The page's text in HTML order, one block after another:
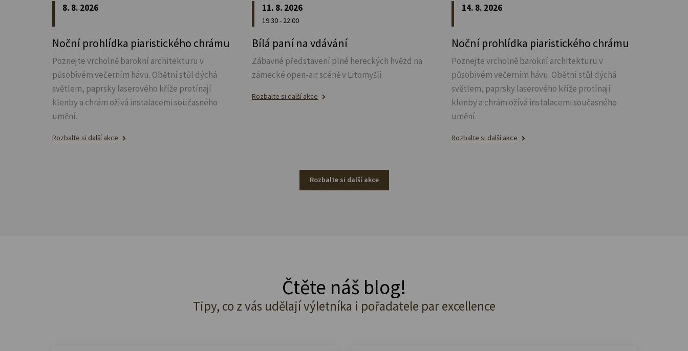
8. 8. 2026
Noční prohlídka piaristického chrámu
Poznejte vrcholně barokní architekturu v
působivém večerním hávu. Obětní stůl dýchá
světlem, paprsky laserového kříže protínají
klenby a chrám ožívá instalacemi současného
umění.
Rozbalte si další akce
11. 8. 2026
19:30 - 22:00
Bílá paní na vdávání
Zábavné představení plné hereckých hvězd na
zámecké open-air scéně v Litomyšli.
Rozbalte si další akce
14. 8. 2026
Noční prohlídka piaristického chrámu
Poznejte vrcholně barokní architekturu v
působivém večerním hávu. Obětní stůl dýchá
světlem, paprsky laserového kříže protínají
klenby a chrám ožívá instalacemi současného
umění.
Rozbalte si další akce
Rozbalte si další akce
Čtěte náš blog!
Tipy, co z vás udělají výletníka i pořadatele par excellence